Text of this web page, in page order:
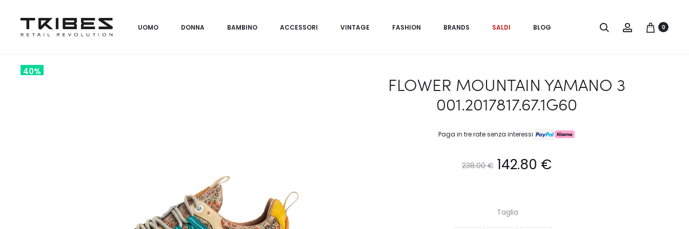
UOMO DONNA BAMBINO ACCESSORI VINTAGE FASHION BRANDS SALDI BLOG Search Account0
40%
FLOWER MOUNTAIN YAMANO 3
001.2017817.67.1G60
Paga in tre rate senza interessi
238.00€ Il
originale
142.80 €Il
Taglia